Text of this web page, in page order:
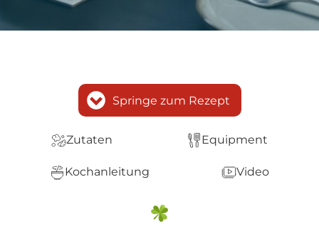
Springe zum Rezept
Zutaten Equipment
Kochanleitung Video